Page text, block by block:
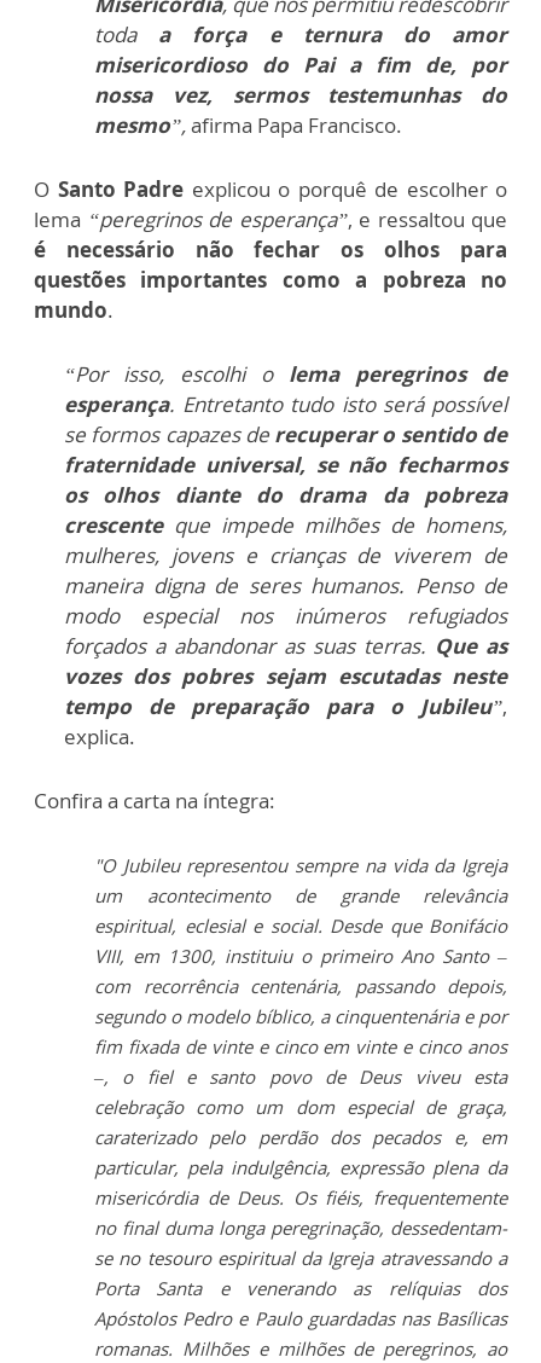
toda a força e ternura do amor
misericordioso do Pai a fim de, por
nossa vez, sermos testemunhas do
mesmo”,afirma Papa Francisco.
O Santo Padre explicou o porquê de escolher o
lema “peregrinos de esperança”, e ressaltou que
é necessário não fechar os olhos para
questões importantes como a pobreza no
mundo.
“Por isso, escolhi o lema peregrinos de
esperança. Entretanto tudo isto será possível
se formos capazes de recuperar o sentido de
fraternidade universal, se não fecharmos
os olhos diante do drama da pobreza
crescenteque impede milhões de homens,
mulheres, jovens e crianças de viverem de
maneira digna de seres humanos. Penso de
modo especial nos inúmeros refugiados
forçados a abandonar as suas terras. Que as
vozes dos pobres sejam escutadas neste
tempo de preparação para o Jubileu”,
explica.
Confira a carta na íntegra:
"O Jubileu representou sempre na vida da Igreja
um acontecimento de grande relevância
espiritual, eclesial e social. Desde que Bonifácio
VIII, em 1300, instituiu o primeiro Ano Santo –
com recorrência centenária, passando depois,
segundo o modelo bíblico, a cinquentenária e por
fim fixada de vinte e cinco em vinte e cinco anos
–, o fiel e santo povo de Deus viveu esta
celebração como um dom especial de graça,
caraterizado pelo perdão dos pecados e, em
particular, pela indulgência, expressão plena da
misericórdia de Deus. Os fiéis, frequentemente
no final duma longa peregrinação, dessedentam-
se no tesouro espiritual da Igreja atravessando a
Porta Santa e venerando as relíquias dos
Apóstolos Pedro e Paulo guardadas nas Basílicas
romanas. Milhões e milhões de peregrinos, ao